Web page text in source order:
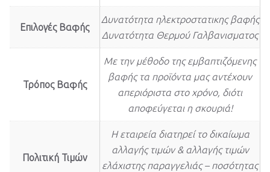
Επιλογές Βαφής
Δυνατότητα ηλεκτροστατικης βαφής
Δυνατότητα Θερμού Γαλβανισματος
Τρόπος Βαφής
Με την μέθοδο της εμβαπτιζόμενης
βαφής τα προϊόντα μας αντέχουν
απεριόριστα στο χρόνο, διότι
αποφεύγεται η σκουριά!
Πολιτική Τιμών
Η εταιρεία διατηρεί το δικαίωμα
αλλαγής τιμών & αλλαγής τιμών
ελάχιστης παραγγελιάς – ποσότητας